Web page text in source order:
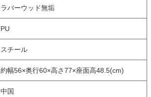
ラバーウッド無垢
PU
スチール
約幅56×奥行60×高さ77×座面高48.5(cm)
中国